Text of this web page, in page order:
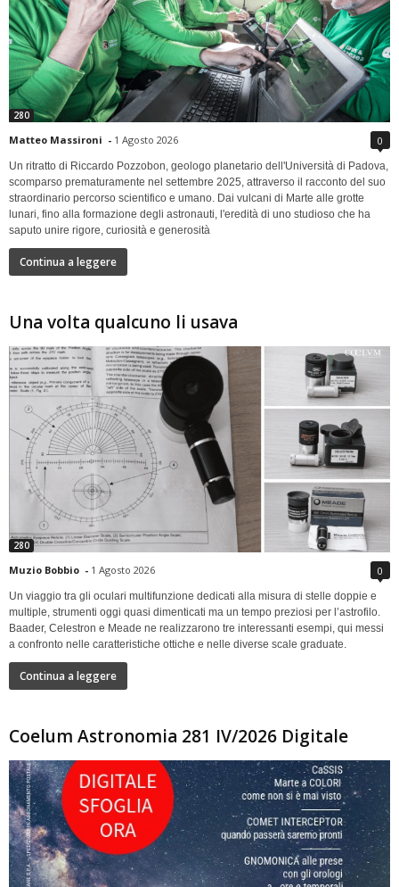
280
Matteo Massironi - 1 Agosto 2026 0
Un ritratto di Riccardo Pozzobon, geologo planetario dell'Università di Padova,
scomparso prematuramente nel settembre 2025, attraverso il racconto del suo
straordinario percorso scientifico e umano. Dai vulcani di Marte alle grotte
lunari, fino alla formazione degli astronauti, l'eredità di uno studioso che ha
saputo unire rigore, curiosità e generosità
Continua a leggere
Una volta qualcuno li usava
280
Muzio Bobbio - 1 Agosto 2026 0
Un viaggio tra gli oculari multifunzione dedicati alla misura di stelle doppie e
multiple, strumenti oggi quasi dimenticati ma un tempo preziosi per l’astrofilo.
Baader, Celestron e Meade ne realizzarono tre interessanti esempi, qui messi
a confronto nelle caratteristiche ottiche e nelle diverse scale graduate.
Continua a leggere
Coelum Astronomia 281 IV/2026 Digitale